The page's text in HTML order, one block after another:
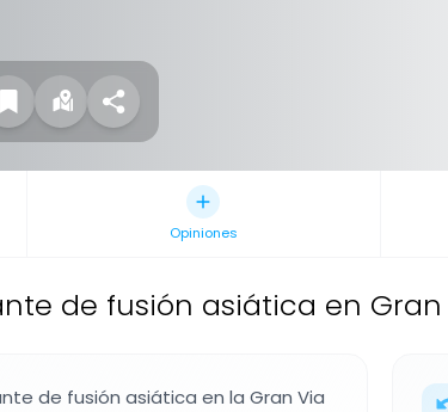
Opiniones
de fusión asiática en Gran
de fusión asiática en la Gran Via